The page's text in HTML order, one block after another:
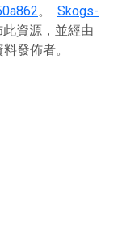
。 Skogs-
此資源，並經由
發佈者。